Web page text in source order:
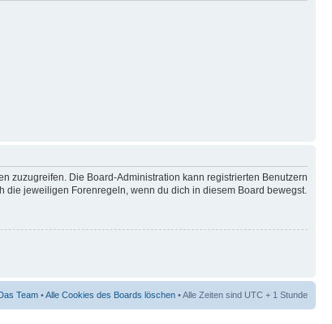
zuzugreifen. Die Board-Administration kann registrierten Benutzern
jeweiligen Forenregeln, wenn du dich in diesem Board bewegst.
Team •Alle Cookies des Boards löschen • Alle Zeiten sind UTC + 1 Stunde